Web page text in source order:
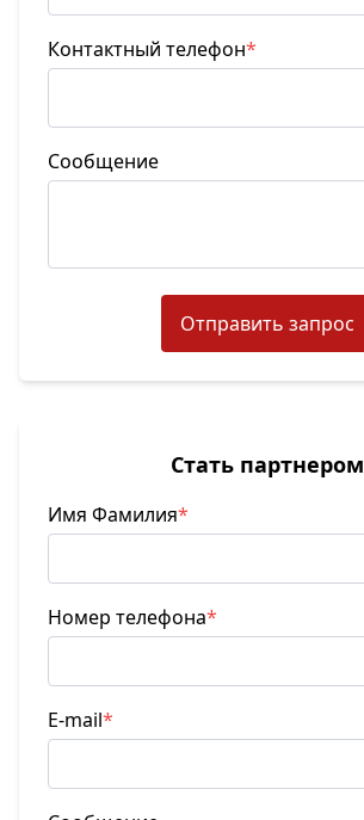
Контактный телефон*
Сообщение
Отправить запрос
Стать партнером
Имя Фамилия*
Номер телефона*
E-mail*